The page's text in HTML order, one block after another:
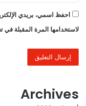
احفظ اسمي، بريدي
لاستخدامها المرة المقبلة في
Archives